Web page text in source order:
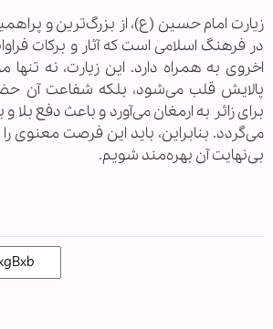
زیارت امام حسین (ع)، از بزرگ‌ترین و
در فرهنگ اسلامی است که آثار و برکات
اخروی به همراه دارد. این زیارت، نه
پالایش قلب می‌شود، بلکه شفاعت آن
برای زائر به ارمغان می‌آورد و باعث دفع بلا
می‌گردد. بنابراین، باید این فرصت معنوی را
بی‌نهایت آن بهره‌مند شویم.